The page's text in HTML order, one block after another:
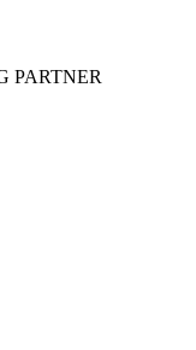
PARTNER